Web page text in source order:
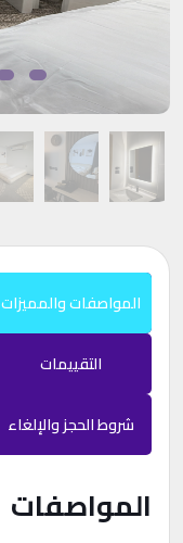
المواصفات والمميزات
التقييمات
شروط الحجز والإلغاء
المواصفات